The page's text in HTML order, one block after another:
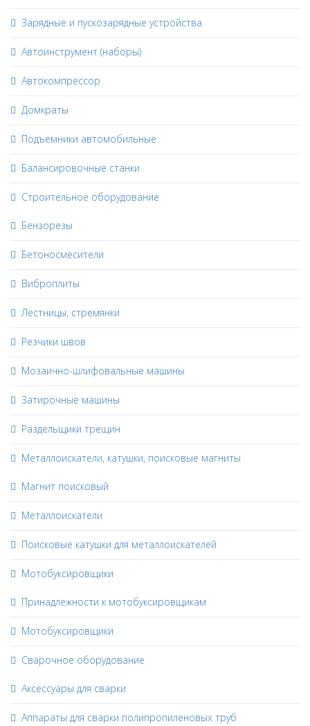
Зарядные и пускозарядные устройства
Автоинструмент (наборы)
Автокомпрессор
Домкраты
Подъемники автомобильные
Балансировочные станки
Строительное оборудование
Бензорезы
Бетоносмесители
Виброплиты
Лестницы, стремянки
Резчики швов
Мозаично-шлифовальные машины
Затирочные машины
Раздельщики трещин
Металлоискатели, катушки, поисковые магниты
Магнит поисковый
Металлоискатели
Поисковые катушки для металлоискателей
Мотобуксировщики
Принадлежности к мотобуксировщикам
Мотобуксировщики
Сварочное оборудование
Аксессуары для сварки
Аппараты для сварки полипропиленовых труб